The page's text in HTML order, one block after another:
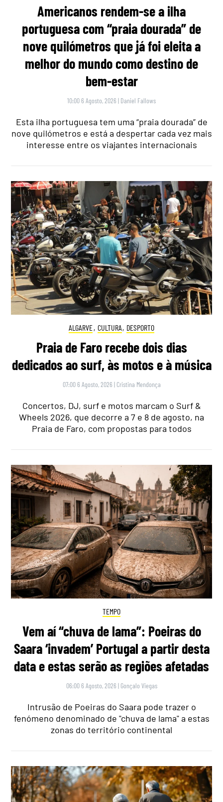
Americanos rendem-se a ilha
portuguesa com “praia dourada” de
nove quilómetros que já foi eleita a
melhor do mundo como destino de
bem-estar
10:00 6 Agosto, 2026 | Daniel Fallows
Esta ilha portuguesa tem uma “praia dourada” de
nove quilómetros e está a despertar cada vez mais
interesse entre os viajantes internacionais
ALGARVE, CULTURA, DESPORTO
Praia de Faro recebe dois dias
dedicados ao surf, às motos e à música
07:00 6 Agosto, 2026 | Cristina Mendonça
Concertos, DJ, surf e motos marcam o Surf &
Wheels 2026, que decorre a 7 e 8 de agosto, na
Praia de Faro, com propostas para todos
TEMPO
Vem aí “chuva de lama”: Poeiras do
Saara ‘invadem’ Portugal a partir desta
data e estas serão as regiões afetadas
06:00 6 Agosto, 2026 | Gonçalo Viegas
Intrusão de Poeiras do Saara pode trazer o
fenómeno denominado de "chuva de lama" a estas
zonas do território continental